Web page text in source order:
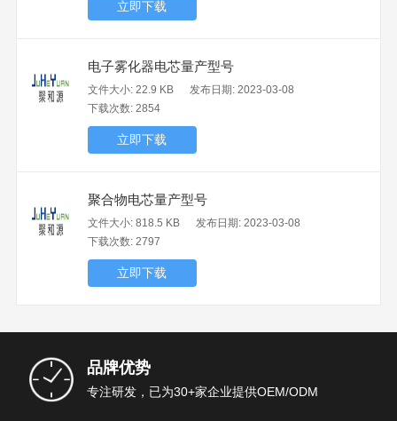
立即下载
电子雾化器电芯量产型号
文件大小: 22.9 KB
发布日期: 2023-03-08
下载次数: 2854
立即下载
聚合物电芯量产型号
文件大小: 818.5 KB
发布日期: 2023-03-08
下载次数: 2797
立即下载
品牌优势
专注研发，已为30+家企业提供OEM/ODM